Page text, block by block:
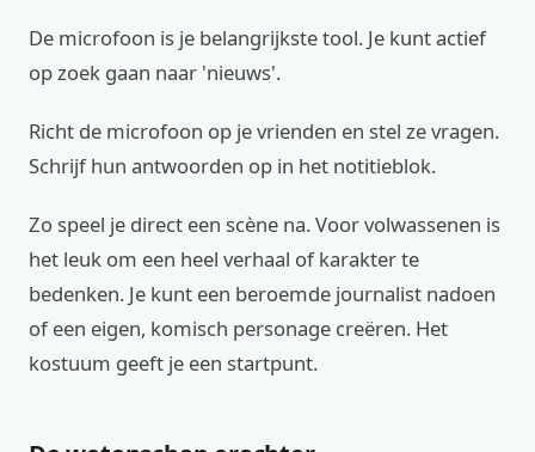
De microfoon is je belangrijkste tool. Je kunt actief
op zoek gaan naar 'nieuws'.
Richt de microfoon op je vrienden en stel ze vragen.
Schrijf hun antwoorden op in het notitieblok.
Zo speel je direct een scène na. Voor volwassenen is
het leuk om een heel verhaal of karakter te
bedenken. Je kunt een beroemde journalist nadoen
of een eigen, komisch personage creëren. Het
kostuum geeft je een startpunt.